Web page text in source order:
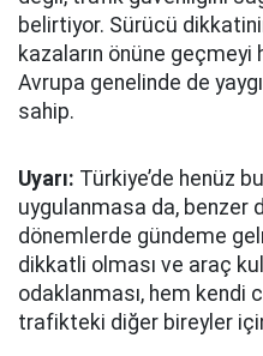
belirtiyor. Sürücü
kazaların önüne
Avrupa genelinde de
sahip.
Uyarı: Türkiye’de henüz
uygulanmasa da, benzer
dönemlerde gündeme
dikkatli olması ve araç
odaklanması, hem kendi
trafikteki diğer bireyler